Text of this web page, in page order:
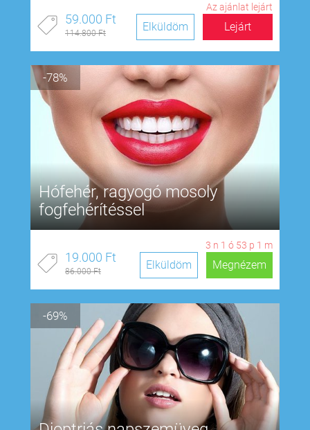
Az ajánlat lejárt
59.000 Ft
114.800 Ft Lejárt
Elküldöm
-78%
Hófehér, ragyogó mosoly
fogfehérítéssel
3 n 1 ó 53 p 0 m
19.000 Ft
86.000 Ft Megnézem
Elküldöm
-69%